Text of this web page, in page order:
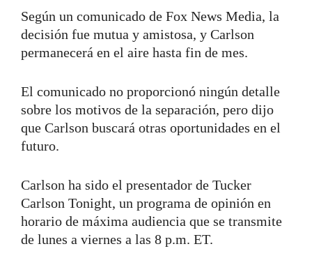
Según un comunicado de Fox News Media, la
decisión fue mutua y amistosa, y Carlson
permanecerá en el aire hasta fin de mes.
El comunicado no proporcionó ningún detalle
sobre los motivos de la separación, pero dijo
que Carlson buscará otras oportunidades en el
futuro.
Carlson ha sido el presentador de Tucker
Carlson Tonight, un programa de opinión en
horario de máxima audiencia que se transmite
de lunes a viernes a las 8 p.m. ET.